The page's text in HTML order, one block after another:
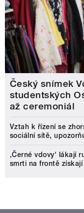
Český snímek
studentských
až ceremoniál
Vztah k řízení se
sociální sítě,
‚Černé vdovy‘ lákají
smrti na frontě